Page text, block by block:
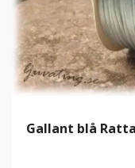
Gallant blå